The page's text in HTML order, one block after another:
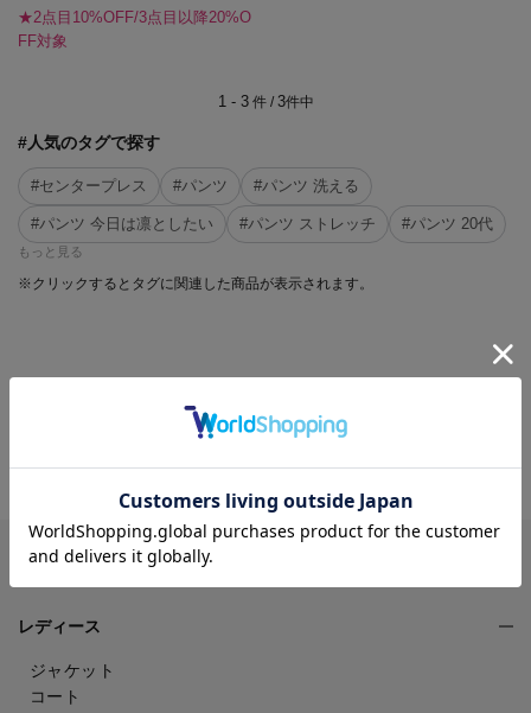
★2点目10%OFF/3点目以降20%O
FF対象
1 - 3件 / 3件中
#人気のタグで探す
#センタープレス #パンツ #パンツ 洗える
#パンツ 今日は凛としたい #パンツ ストレッチ #パンツ 20代
もっと見る
※クリックするとタグに関連した商品が表示されます。
レディース
ジャケット
コート